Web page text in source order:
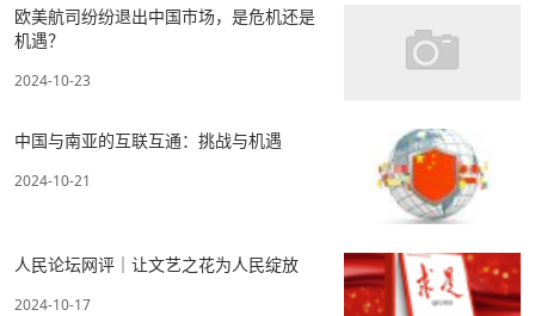
欧美航司纷纷退出中国市场，是危机还是
机遇？
2024-10-23
中国与南亚的互联互通：挑战与机遇
2024-10-21
人民论坛网评｜让文艺之花为人民绽放
2024-10-17